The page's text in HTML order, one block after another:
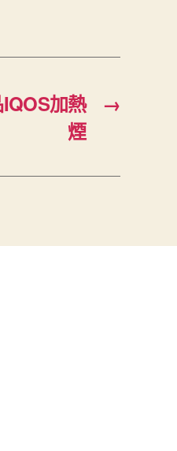
→
加熱
煙